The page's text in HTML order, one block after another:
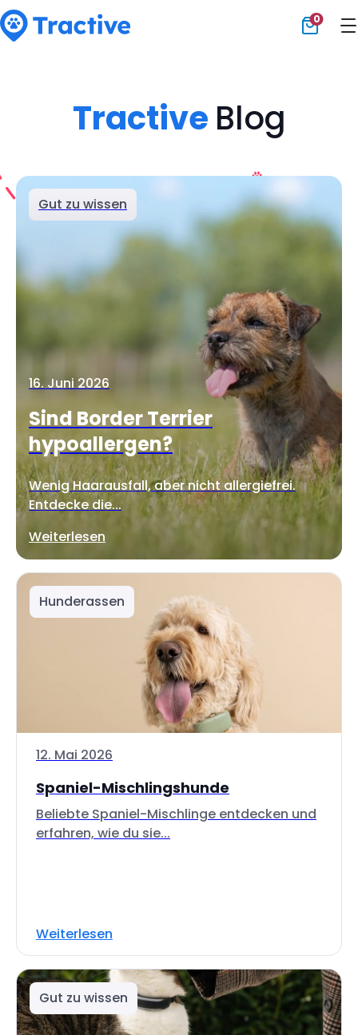
0
Tractive Blog
Gut zu wissen
16. Juni 2026
Sind Border Terrier
hypoallergen?
Wenig Haarausfall, aber nicht allergiefrei.
Entdecke die...
Weiterlesen
Hunderassen
12. Mai 2026
Spaniel-Mischlingshunde
Beliebte Spaniel-Mischlinge entdecken und
erfahren, wie du sie...
Weiterlesen
Gut zu wissen